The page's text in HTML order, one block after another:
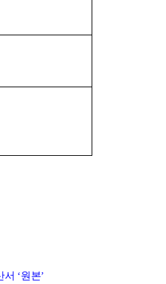
서 ‘원본’